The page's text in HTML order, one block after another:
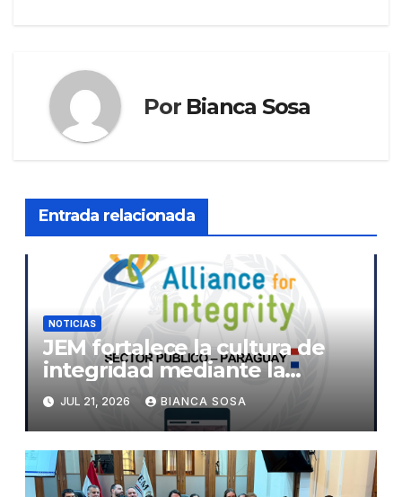
Por Bianca Sosa
Entrada relacionada
NOTICIAS
JEM fortalece la cultura de
integridad mediante la
implementación de la
herramienta de diagnóstico
«The Integrity App»
JUL 21, 2026 BIANCA SOSA